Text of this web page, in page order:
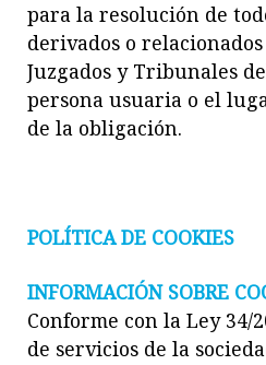
para la resolución de
derivados o
Juzgados y Tribunales
persona usuaria o el
de la obligación.
POLÍTICA DE COOKIES
INFORMACIÓN SOBRE
Conforme con la Ley 34/
de servicios de la